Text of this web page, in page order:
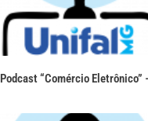
Podcast “Comércio